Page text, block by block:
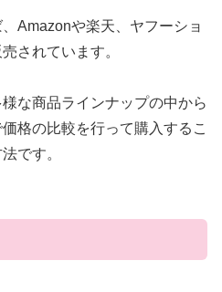
Amazonや楽天、ヤフーショ
されています。
様な商品ラインナップの中から
格の比較を行って購入するこ
です。